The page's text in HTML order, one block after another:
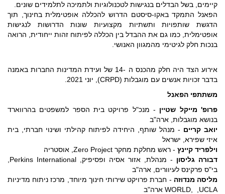
קיימים, בשל הבדלים בנגישות לטכנולוגיות ולתמיכה לתלמידים שונים.
הפאנל התמקד באקו-סיסטם הדרוש להכללה אופטימלית בחינוך, תוך
הדגשת שותפויות ותשתיות מקצועיות שונות הדרושות לנגישות
אופטימלית, כמו גם את ההבדל בין הכללה לפיתוח זהות ייחודית, הרואה
בנכות חלק לגיטימי מהמגוון האנושי.
אירוע הצד היה חלק מהכנס ה -14 של ועידת המדינות החברות באמנה
בדבר זכויות אנשים עם מוגבלות (CRPD), יוני 2021.
משתתפי הפאנל
פרופ' מייקל שטיין - מנכ"ל פרויקט בית הספר למשפטים בהרווארד
בנושא מוגבלות, ארה"ב
יואב קריים - מנהל שותף, היחידה לפיתוח קהילתי ושינוי חברתי, בית
איזי שפירא, ישראל
וילפריד קיינץ - ראש מחלקת מחקר Zero Project, אוסטריה
דבורה גליסון
בי"ס פרקינס לעיוורים, ארה"ב
מליסה מנדוזה - חברת פרויקט שירותי חינוך מיוחד, מרכז ניתוח מדיניות
WORLD, ,UCLA ארה"ב